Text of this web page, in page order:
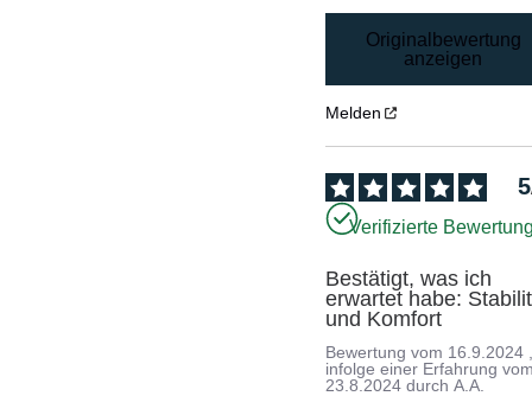
Originalbewertung
anzeigen
Melden
5
Verifizierte
Bestätigt, was ich
erwartet habe:
und Komfort
Bewertung vom 16.9.2024
infolge einer Erfahrung
23.8.2024 durchA.A.